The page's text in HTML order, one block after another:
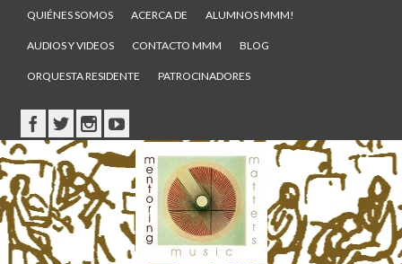
QUIÉNES SOMOS ACERCA DE ALUMNOS MMM!
AUDIOS Y VIDEOS CONTACTO MMM BLOG
ORQUESTA RESIDENTE PATROCINADORES